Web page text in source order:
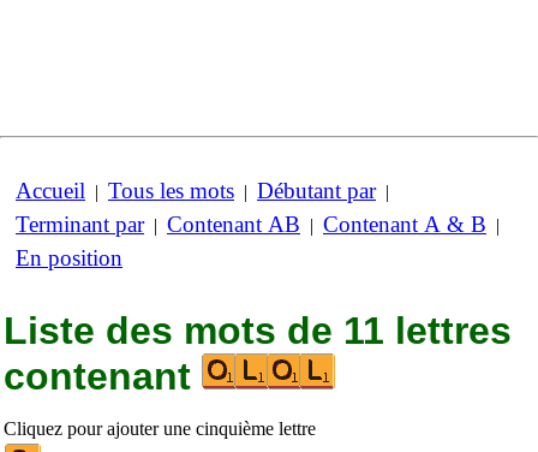
Accueil | Tous les mots | Débutant par|
Terminant par| Contenant AB | Contenant A & B |
En position
Liste des mots de 11 lettres
contenant
Cliquez pour ajouter une cinquième lettre